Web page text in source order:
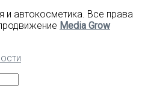
и автокосметика. Все права
Media Grow